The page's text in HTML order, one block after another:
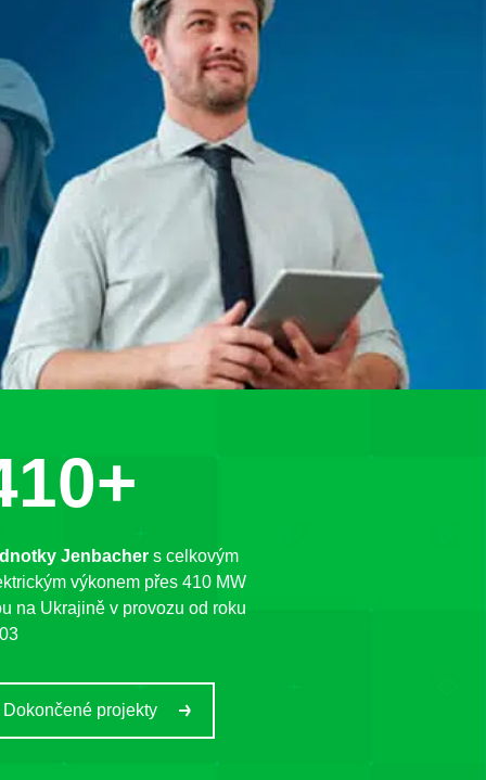
Jenbacher s celkovým
výkonem přes 410 MW
na Ukrajině v provozu od roku
Dokončené projekty